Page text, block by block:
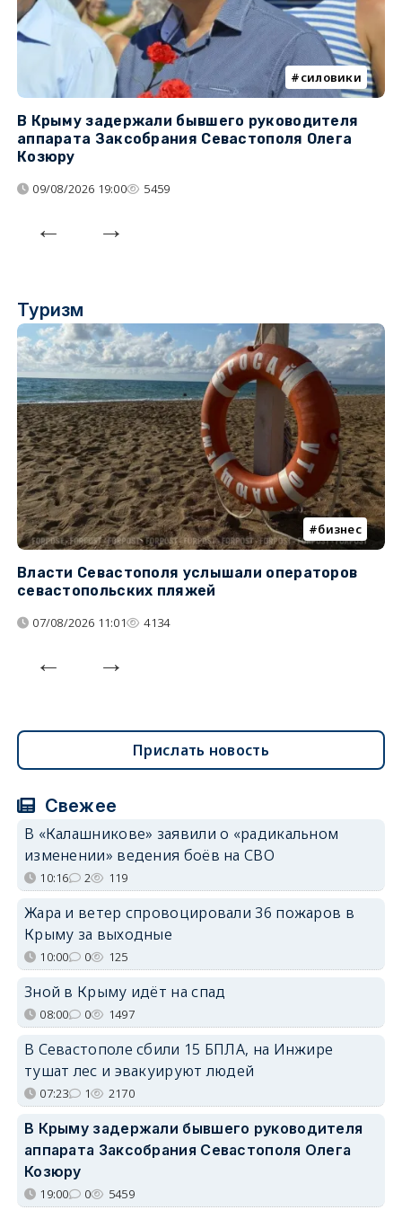
силовики
В Крыму задержали бывшего руководителя
аппарата Заксобрания Севастополя Олега
Козюру
09/08/2026 19:00 5459
Туризм
бизнес
Власти Севастополя услышали операторов
севастопольских пляжей
07/08/2026 11:01 4134
Прислать новость
Свежее
В «Калашникове» заявили о «радикальном
изменении» ведения боёв на СВО
10:16 2 119
Жара и ветер спровоцировали 36 пожаров в
Крыму за выходные
10:00 0 125
Зной в Крыму идёт на спад
08:00 0 1497
В Севастополе сбили 15 БПЛА, на Инжире
тушат лес и эвакуируют людей
07:23 1 2170
В Крыму задержали бывшего руководителя
аппарата Заксобрания Севастополя Олега
Козюру
19:00 0 5459